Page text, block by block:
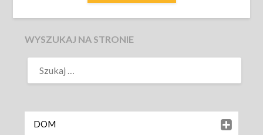
WYSZUKAJ NA STRONIE
DOM